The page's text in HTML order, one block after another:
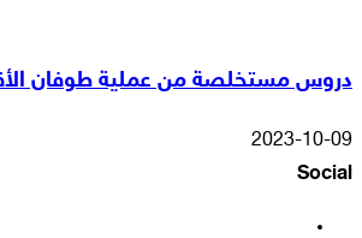
دروس مستخلصة من عملية طوفان
2023-10-09
Social